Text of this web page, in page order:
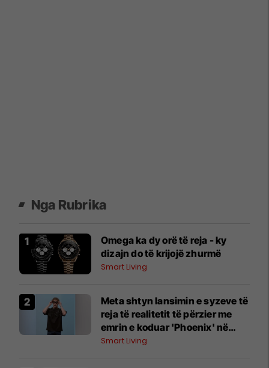
Nga Rubrika
Omega ka dy orë të reja - ky
dizajn do të krijojë zhurmë
Smart Living
Meta shtyn lansimin e syzeve të
reja të realitetit të përzier me
emrin e koduar 'Phoenix' në
mënyrë që 'të marrë detajet siç
Smart Living